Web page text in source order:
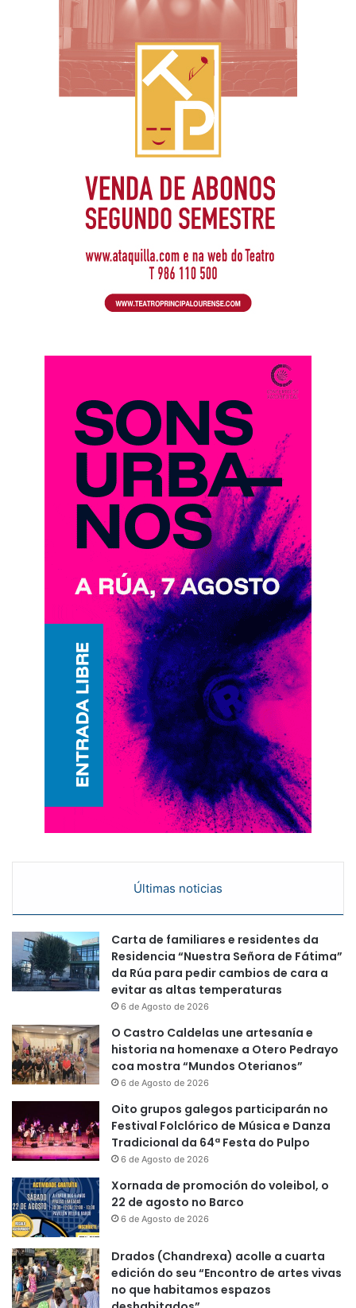
Últimas noticias
Carta de familiares e residentes da
Residencia “Nuestra Señora de Fátima”
da Rúa para pedir cambios de cara a
evitar as altas temperaturas
6 de Agosto de 2026
O Castro Caldelas une artesanía e
historia na homenaxe a Otero Pedrayo
coa mostra “Mundos Oterianos”
6 de Agosto de 2026
Oito grupos galegos participarán no
Festival Folclórico de Música e Danza
Tradicional da 64ª Festa do Pulpo
6 de Agosto de 2026
Xornada de promoción do voleibol, o
22 de agosto no Barco
6 de Agosto de 2026
Drados (Chandrexa) acolle a cuarta
edición do seu “Encontro de artes vivas
no que habitamos espazos